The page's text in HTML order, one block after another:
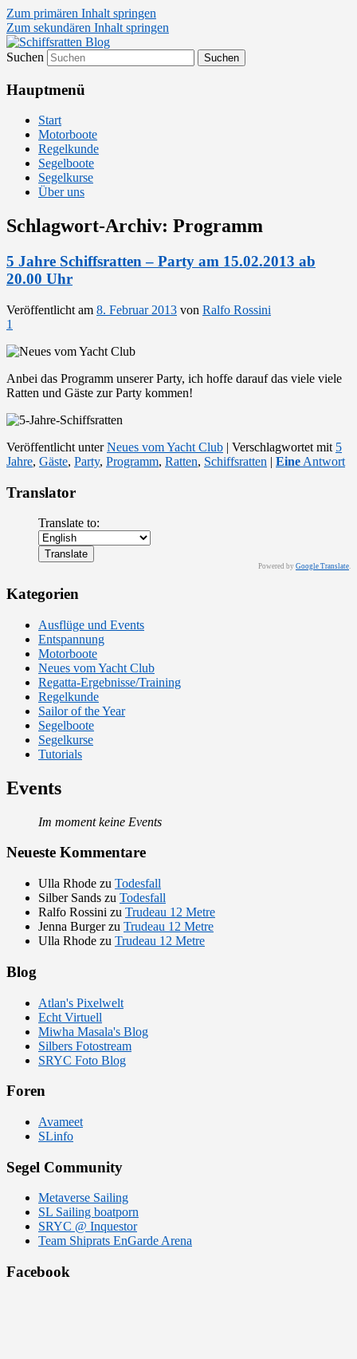
Zum primären Inhalt springen
Zum sekundären Inhalt springen
Schiffsratten Blog
Segelsport in Second Life
Suchen
Hauptmenü
Start
Motorboote
Regelkunde
Segelboote
Segelkurse
Über uns
Schlagwort-Archiv: Programm
5 Jahre Schiffsratten – Party am 15.02.2013 ab
20.00 Uhr
Veröffentlicht am 8. Februar 2013 von Ralfo Rossini
1
Anbei das Programm unserer Party, ich hoffe darauf das viele viele
Ratten und Gäste zur Party kommen!
Veröffentlicht unter Neues vom Yacht Club | Verschlagwortet mit 5
Jahre, Gäste, Party, Programm, Ratten, Schiffsratten | Eine Antwort
Translator
Translate to:
Powered by Google Translate.
Kategorien
Ausflüge und Events
Entspannung
Motorboote
Neues vom Yacht Club
Regatta-Ergebnisse/Training
Regelkunde
Sailor of the Year
Segelboote
Segelkurse
Tutorials
Events
Im moment keine Events
Neueste Kommentare
Ulla Rhode zu Todesfall
Silber Sands zu Todesfall
Ralfo Rossini zu Trudeau 12 Metre
Jenna Burgerzu Trudeau 12 Metre
Ulla Rhode zu Trudeau 12 Metre
Blog
Atlan's Pixelwelt
Echt Virtuell
Miwha Masala's Blog
Silbers Fotostream
SRYC Foto Blog
Foren
Avameet
SLinfo
Segel Community
Metaverse Sailing
SL Sailing boatporn
SRYC @ Inquestor
Team Shiprats EnGarde Arena
Facebook